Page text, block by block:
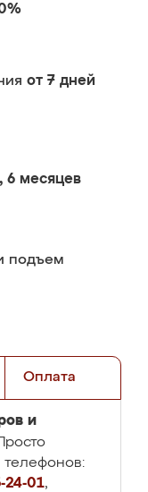
от 7 дней
6 месяцев
подъем
Оплата
и
24-01,